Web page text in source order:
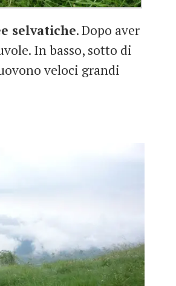
selvatiche. Dopo aver
In basso, sotto di
veloci grandi